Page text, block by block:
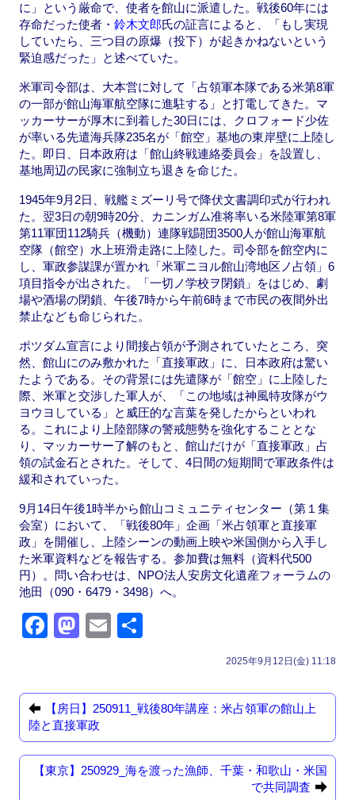
に」という厳命で、使者を館山に派遣した。戦後60年には
存命だった使者・ 鈴木文郎氏の証言によると、「もし実現
していたら、三つ目の原爆（投下）が起きかねないという
緊迫感だった」と述べていた。
米軍司令部は、大本営に対して「占領軍本隊である米第8軍
の一部が館山海軍航空隊に進駐する」と打電してきた。マ
ッカーサーが厚木に到着した30日には、クロフォード少佐
が率いる先遣海兵隊235名が「館空」基地の東岸壁に上陸し
た。即日、日本政府は「館山終戦連絡委員会」を設置し、
基地周辺の民家に強制立ち退きを命じた。
1945年9月2日、戦艦ミズーリ号で降伏文書調印式が行われ
た。翌3日の朝9時20分、カニンガム准将率いる米陸軍第8軍
第11軍団112騎兵（機動）連隊戦闘団3500人が館山海軍航
空隊（館空）水上班滑走路に上陸した。司令部を館空内に
し、軍政参謀課が置かれ「米軍ニヨル館山湾地区ノ占領」6
項目指令が出された。「一切ノ学校ヲ閉鎖」をはじめ、劇
場や酒場の閉鎖、午後7時から午前6時まで市民の夜間外出
禁止なども命じられた。
ポツダム宣言により間接占領が予測されていたところ、突
然、館山にのみ敷かれた「直接軍政」に、日本政府は驚い
たようである。その背景には先遣隊が「館空」に上陸した
際、米軍と交渉した軍人が、「この地域は神風特攻隊がウ
ヨウヨしている」と威圧的な言葉を発したからといわれ
る。これにより上陸部隊の警戒態勢を強化することとな
り、マッカーサー了解のもと、館山だけが「直接軍政」占
領の試金石とされた。そして、4日間の短期間で軍政条件は
緩和されていった。
9月14日午後1時半から館山コミュニティセンター（第１集
会室）において、「戦後80年」企画「米占領軍と直接軍
政」を開催し、上陸シーンの動画上映や米国側から入手し
た米軍資料などを報告する。参加費は無料（資料代500
円）。問い合わせは、NPO法人安房文化遺産フォーラムの
池田（090・6479・3498）へ。
F
e
b
o
o
M
o
d
o
n
E
2025年9月12日(金) 11:18
【房日】250911_戦後80年講座：米占領軍の館山上
陸と直接軍政
【東京】250929_海を渡った漁師、千葉・和歌山・米国
で共同調査